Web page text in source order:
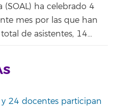
(SOAL) ha celebrado 4
mes por las que han
de asistentes, 14...
y 24 docentes participan